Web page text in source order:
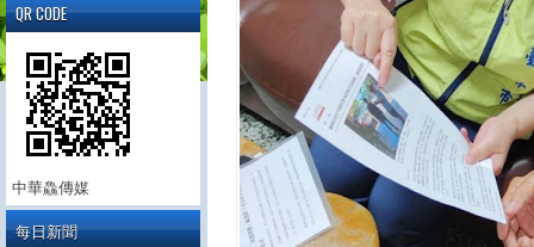
QR CODE
中華鱻傳媒
每日新聞